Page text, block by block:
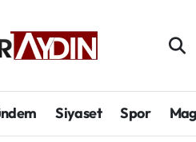
Siyaset Spor